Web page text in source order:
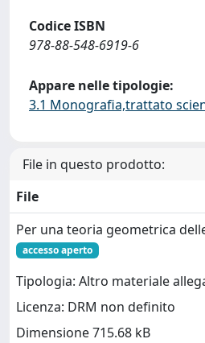
Codice ISBN
978-88-548-6919-6
Appare nelle tipologie:
3.1 Monografia,trattato
File in questo prodotto:
File
Per una teoria geometrica
accesso aperto
Tipologia: Altro materiale
Licenza: DRM non definito
Dimensione 715.68 kB